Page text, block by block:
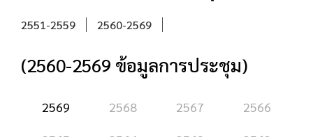
2551-2559 2560-2569
(2560-2569 ข้อมูลการประชุม)
2569 2568 2567 2566